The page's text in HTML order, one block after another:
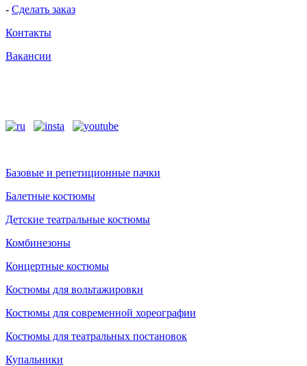
- Сделать заказ
Контакты
Вакансии
Базовые и репетиционные пачки
Балетные костюмы
Детские театральные костюмы
Комбинезоны
Концертные костюмы
Костюмы для вольтажировки
Костюмы для современной хореографии
Костюмы для театральных постановок
Купальники